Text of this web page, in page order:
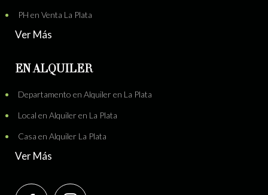
PH en Venta La Plata
Ver Más
EN ALQUILER
Departamento en Alquiler en La Plata
Local en Alquiler en La Plata
Casa en Alquiler La Plata
Ver Más